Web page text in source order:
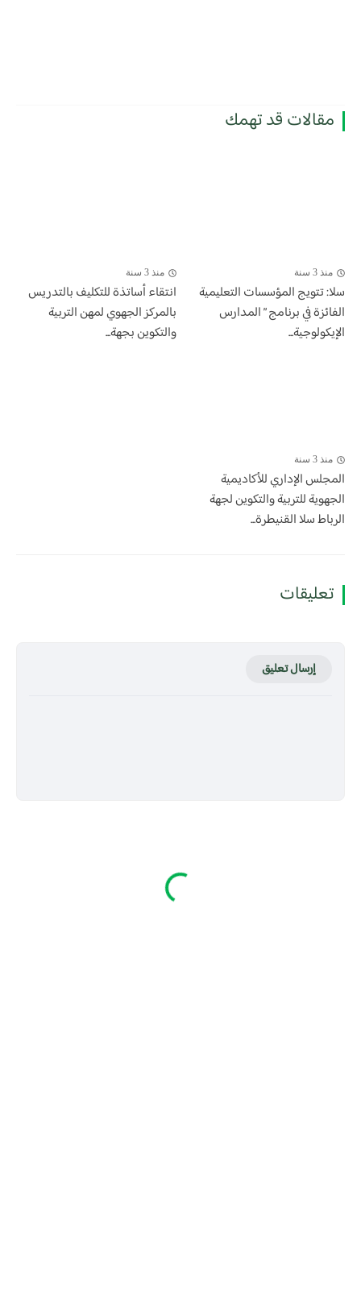
مقالات قد تهمك
منذ 3 سنة
سلا: تتويج المؤسسات التعليمية
الفائزة في برنامج ” المدارس
الإيكولوجية...
منذ 3 سنة
انتقاء أساتذة للتكليف بالتدريس
بالمركز الجهوي لمهن التربية
والتكوين بجهة...
منذ 3 سنة
المجلس الإداري للأكاديمية
الجهوية للتربية والتكوين لجهة
الرباط سلا القنيطرة...
تعليقات
إرسال تعليق